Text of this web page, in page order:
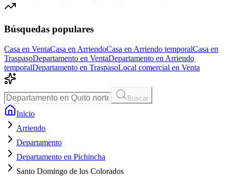
Búsquedas populares
Casa en VentaCasa en ArriendoCasa en Arriendo temporalCasa en
TraspasoDepartamento en VentaDepartamento en Arriendo
temporalDepartamento en TraspasoLocal comercial en Venta
Buscar
Inicio
Arriendo
Departamento
Departamento en Pichincha
Santo Domingo de los Colorados